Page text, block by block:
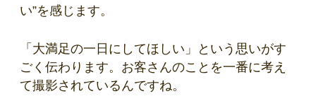
い”を感じます。
「大満足の一日にしてほしい」という思いがす
ごく伝わります。お客さんのことを一番に考え
て撮影されているんですね。